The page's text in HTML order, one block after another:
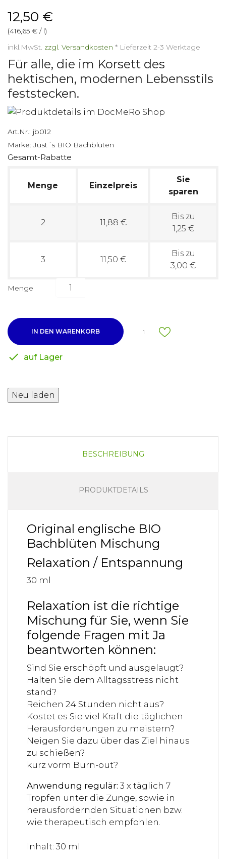
12,50 €
(416,65 € / l)
inkl.MwSt. zzgl. Versandkosten * Lieferzeit 2-3 Werktage
Für alle, die im Korsett des
hektischen, modernen Lebensstils
feststecken.
Art.Nr.: jb012
Marke: Just´s BIO Bachblüten
Gesamt-Rabatte
Menge Einzelpreis
Sie
sparen
2 11,88 €
Bis zu
1,25 €
3 11,50 €
Bis zu
3,00 €
Menge
IN DEN WARENKORB 1
 auf Lager
BESCHREIBUNG
PRODUKTDETAILS
Original englische BIO
Bachblüten Mischung
Relaxation / Entspannung
30 ml
Relaxation ist die richtige
Mischung für Sie, wenn Sie
folgende Fragen mit Ja
beantworten können:
Sind Sie erschöpft und ausgelaugt?
Halten Sie dem Alltagsstress nicht
stand?
Reichen 24 Stunden nicht aus?
Kostet es Sie viel Kraft die täglichen
Herausforderungen zu meistern?
Neigen Sie dazu über das Ziel hinaus
zu schießen?
kurz vorm Burn-out?
Anwendung regulär: 3 x täglich 7
Tropfen unter die Zunge, sowie in
herausfordernden Situationen bzw.
wie therapeutisch empfohlen.
Inhalt: 30 ml